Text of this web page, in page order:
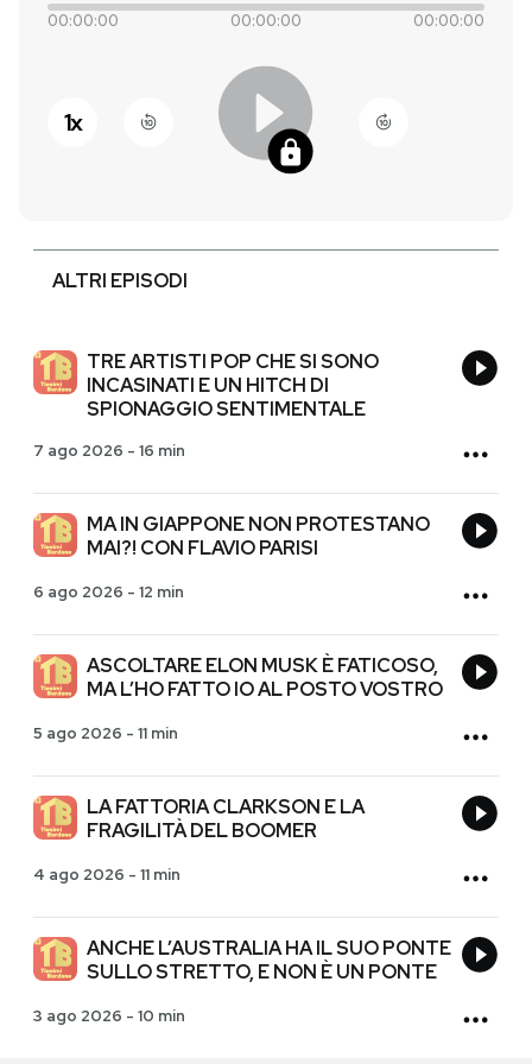
NEWSLETTER
SHOP
CALENDARIO
Entra
00:00:00 00:00:00 00:00:00
1x
ALTRI EPISODI
TRE ARTISTI POP CHE SI SONO
INCASINATI E UN HITCH DI
SPIONAGGIO SENTIMENTALE
7 ago 2026 - 16 min
MA IN GIAPPONE NON PROTESTANO
MAI?! CON FLAVIO PARISI
6 ago 2026 - 12 min
ASCOLTARE ELON MUSK È FATICOSO,
MA L’HO FATTO IO AL POSTO VOSTRO
5 ago 2026 - 11 min
LA FATTORIA CLARKSON E LA
FRAGILITÀ DEL BOOMER
4 ago 2026 - 11 min
ANCHE L’AUSTRALIA HA IL SUO PONTE
SULLO STRETTO, E NON È UN PONTE
3 ago 2026 - 10 min